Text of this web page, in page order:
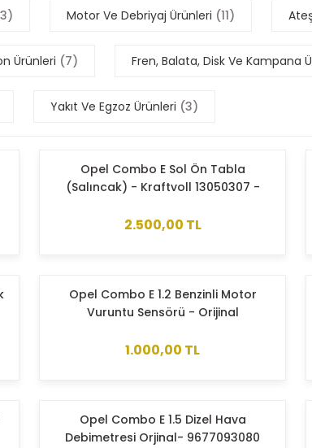
Motor Ve Debriyaj Ürünleri (11)
Ürünleri (7) Fren, Balata, Disk Ve Kampana
Yakıt Ve Egzoz Ürünleri (3)
Opel Combo E Sol Ön Tabla
(Salıncak) - Kraftvoll 13050307 -
2.500,00 TL
Opel Combo E 1.2 Benzinli Motor
Vuruntu Sensörü - Orijinal
1.000,00 TL
Opel Combo E 1.5 Dizel Hava
Debimetresi Orjinal- 9677093080